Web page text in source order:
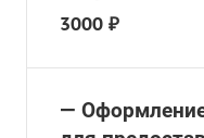
3000 ₽
—